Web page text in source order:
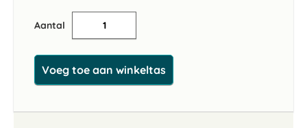
Aantal
Voeg toe aan winkeltas